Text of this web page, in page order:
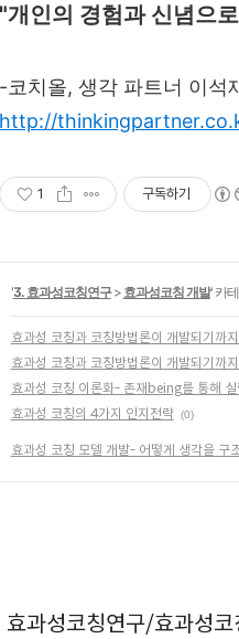
개인의 경험과 신념으
코치올, 생각 파트너 이석
1 구독하기
'3. 효과성코칭연구> 효과성코칭 개발' 카
효과성 코칭과 코칭방법론이 개발되기까
효과성 코칭과 코칭방법론이 개발되기까
효과성 코칭 이론화- 존재being를 통해
효과성 코칭의 4가지 인지전략 (0)
효과성 코칭 모델 개발- 어떻게 생각을 구
과성코칭연구/효과성